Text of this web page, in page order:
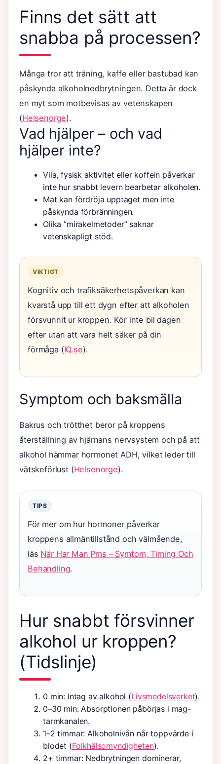
Finns det sätt att
snabba på processen?
Många tror att träning, kaffe eller bastubad kan
påskynda alkoholnedbrytningen. Detta är dock
en myt som motbevisas av vetenskapen
(Helsenorge).
Vad hjälper – och vad
hjälper inte?
Vila, fysisk aktivitet eller koffein påverkar
inte hur snabbt levern bearbetar alkoholen.
Mat kan fördröja upptaget men inte
påskynda förbränningen.
Olika ”mirakelmetoder” saknar
vetenskapligt stöd.
VIKTIGT
Kognitiv och trafiksäkerhetspåverkan kan
kvarstå upp till ett dygn efter att alkoholen
försvunnit ur kroppen. Kör inte bil dagen
efter utan att vara helt säker på din
förmåga (IQ.se).
Symptom och baksmälla
Bakrus och trötthet beror på kroppens
återställning av hjärnans nervsystem och på att
alkohol hämmar hormonet ADH, vilket leder till
vätskeförlust (Helsenorge).
TIPS
För mer om hur hormoner påverkar
kroppens allmäntillstånd och välmående,
läs När Har Man Pms – Symtom, Timing Och
Behandling.
Hur snabbt försvinner
alkohol ur kroppen?
(Tidslinje)
0 min: Intag av alkohol (Livsmedelsverket).
0–30 min: Absorptionen påbörjas i mag-
tarmkanalen.
1–2 timmar: Alkoholnivån når toppvärde i
blodet (Folkhälsomyndigheten).
2+ timmar: Nedbrytningen dominerar,